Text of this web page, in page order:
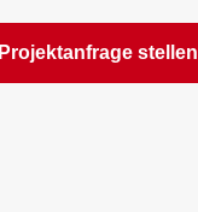
Projektanfrage stellen